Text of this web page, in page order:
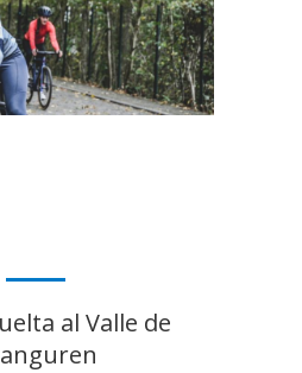
al Valle de